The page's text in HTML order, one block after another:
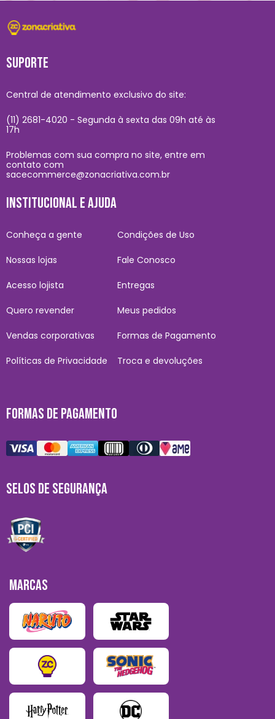
SUPORTE
Central de atendimento exclusivo do site:
(11) 2681-4020 - Segunda à sexta das 09h até às
17h
Problemas com sua compra no site, entre em
contato com
sacecommerce@zonacriativa.com.br
INSTITUCIONAL E AJUDA
Conheça a gente
Nossas lojas
Acesso lojista
Quero revender
Vendas corporativas
Políticas de Privacidade
Condições de Uso
Fale Conosco
Entregas
Meus pedidos
Formas de Pagamento
Troca e devoluções
FORMAS DE PAGAMENTO
SELOS DE SEGURANÇA
MARCAS